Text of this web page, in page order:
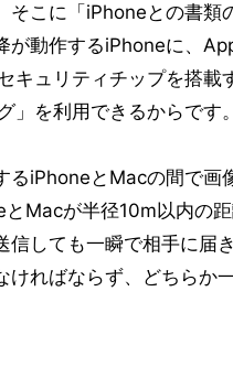
そこに「iPhoneとの書類
が動作するiPhoneに、
キュリティチップを搭
」を利用できるからです。
るiPhoneとMacの間で画
Macが半径10m以内の距
信しても一瞬で相手に
ければならず、どちらか